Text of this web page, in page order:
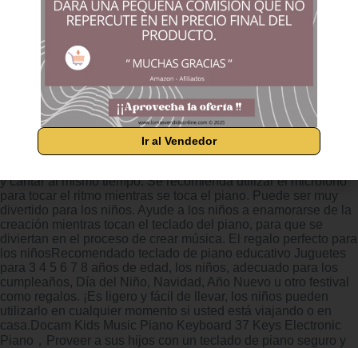
lo que permite a los niños practicar mejor el piano. ¡También
ayuda a su hijo a dominar habilidades importantes como la
coordinación mano-ojo, la teoría de la música, y las
habilidades motoras finas! Cable USB / 3 pilas AA Fuente de
alimentaciónEl teclado de piano musical adopta una fuente de
alimentación doble, carga USB o 3 Pcs 1,5V pilas AA (no
incluidas), y la energía de la batería es conveniente para jugar
en interiores y exteriores. Este teclado de piano para niños es
mono y Sólo el altavoz derecho funcionará.El piano para niños
ha sido certificado por CPC niños y se ajusta a la certificación
de seguridad RoHS. Función de micrófonoTeclado de piano
y cantar al mismo tiempo. Se recomienda utilizar el micrófono
para tocar el ritmo mientras se toca el piano. Puede ser muy
divertido para los niños. Ayude a los niños a enamorarse de la
creación mientras tocan el teclado del piano, para que se
diviertan en el proceso de crear música. El regalo perfecto para
los niñosRecomendado teclado de piano educativo Juguetes
para 3 4 5 6 7 8 años de edad, los niños, adecuado para los
cumpleaños, Día del Niño, Navidad, Año Nuevo u otro festival
como regalos. ¡Es ligero y fácil de llevar, los niños pueden
utilizarlo en cualquier momento si usted está viajando o en
casa.Docam Kids Music Piano Keyboard 37 Keys Electronic
Piano，Proveer a sus hijos con un teclado de piano seguro y
Ir al Vendedor